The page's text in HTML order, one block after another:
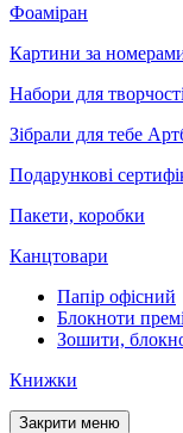
Фоаміран
Картини за
Набори для творчості
Зібрали для тебе
Подарункові
Пакети, коробки
Канцтовари
Папір офісний
Блокноти
Зошити,
Книжки
Закрити меню